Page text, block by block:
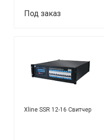
коммутация
Под заказ
Xline SSR 12-16 Свитчер